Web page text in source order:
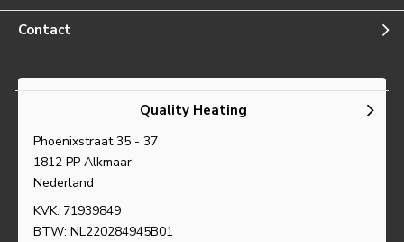
Contact
Quality Heating
Phoenixstraat 35 - 37
1812 PP Alkmaar
Nederland
KVK: 71939849
BTW: NL220284945B01